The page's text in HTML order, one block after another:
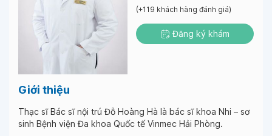
(+119 khách hàng đánh giá)
Đăng ký khám
Giới thiệu
Thạc sĩ Bác sĩ nội trú Đỗ Hoàng Hà là bác sĩ khoa Nhi – sơ
sinh Bệnh viện Đa khoa Quốc tế Vinmec Hải Phòng.